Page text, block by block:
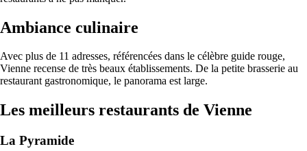
Ambiance culinaire
Avec plus de 11 adresses, référencées dans le célèbre guide rouge,
Vienne recense de très beaux établissements. De la petite brasserie au
restaurant gastronomique, le panorama est large.
Les meilleurs restaurants de Vienne
La Pyramide